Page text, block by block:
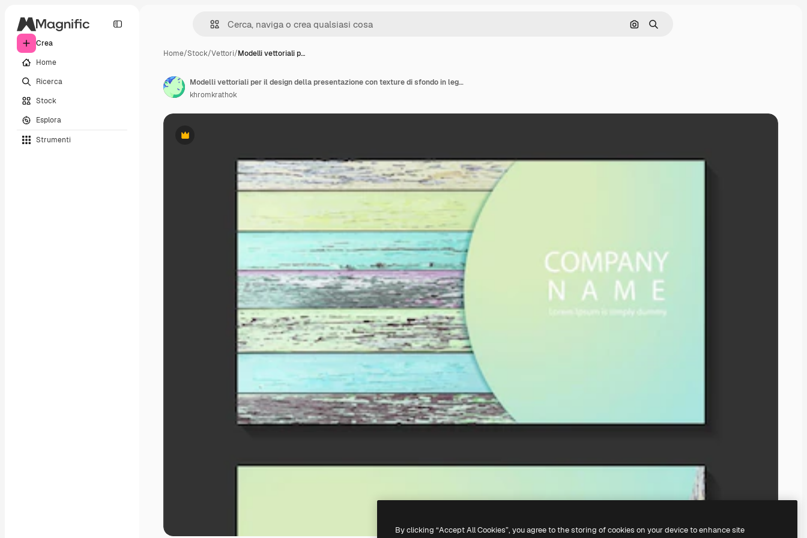
Crea
Home
Ricerca
Stock
Esplora
Strumenti
Cerca per immagine
Ricerca
Home/Stock/Vettori/Modelli vettoriali p…
Premium
Modelli vettoriali per il design della presentazione con texture di sfondo in legno colorato Nella presentazione di dimensioni larghe 1920 x 1080
khromkrathok
By clicking “Accept All Cookies”, you agree to the storing of cookies on your device to enhance site